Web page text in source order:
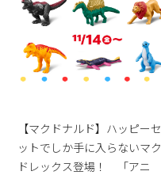
【マクドナルド】ハッピーセ
ットでしか手に入らないマク
ドレックス登場！ 「アニ